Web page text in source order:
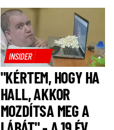
INSIDER
"KÉRTEM, HOGY HA
HALL, AKKOR
MOZDÍTSA MEG A